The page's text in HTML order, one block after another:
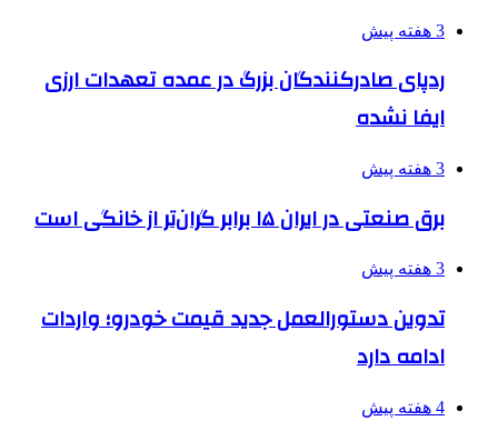
3 هفته پیش
ردپای صادرکنندگان بزرگ در عمده تعهدات ارزی
ایفا نشده
3 هفته پیش
برق صنعتی در ایران ۱۵ برابر گران‌تر از خانگی است
3 هفته پیش
تدوین دستورالعمل جدید قیمت خودرو؛ واردات
ادامه دارد
4 هفته پیش